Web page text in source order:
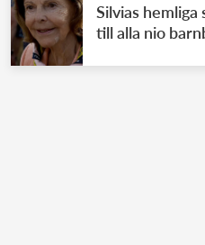
Silvias
till alla nio